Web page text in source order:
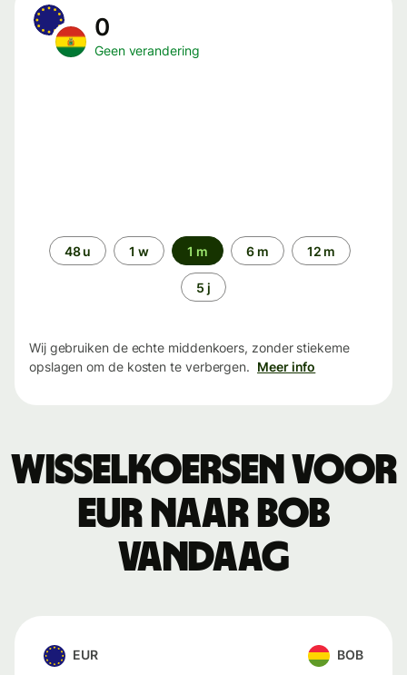
0
Geen verandering
Periode48 u 1 w 1 m 6 m 12 m
5 j
Wij gebruiken de echte middenkoers, zonder stiekeme
opslagen om de kosten te verbergen. Meer info
Wisselkoersen voor
EUR naar BOB
vandaag
EUR BOB